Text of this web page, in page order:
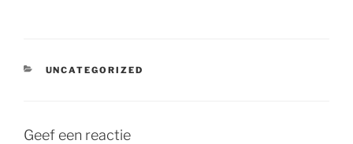
CATEGORIEËN
UNCATEGORIZED
Geef een reactie